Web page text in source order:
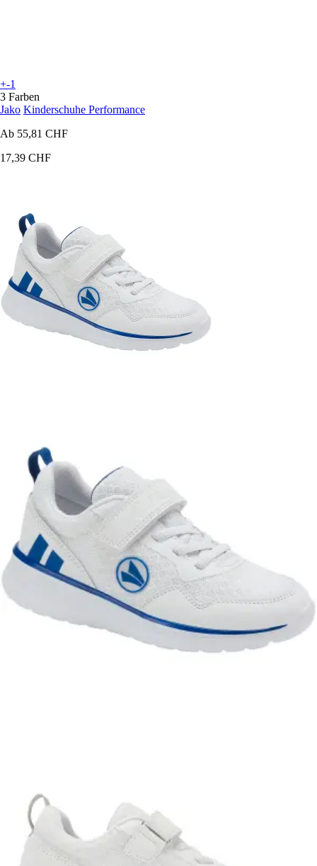
+-1
3 Farben
Jako Kinderschuhe Performance
Ab 55,81 CHF
17,39 CHF